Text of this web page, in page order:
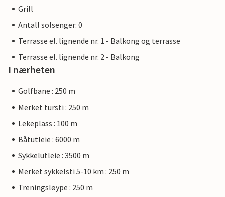
Grill
Antall solsenger: 0
Terrasse el. lignende nr. 1 - Balkong og terrasse
Terrasse el. lignende nr. 2 - Balkong
I nærheten
Golfbane : 250 m
Merket tursti : 250 m
Lekeplass : 100 m
Båtutleie : 6000 m
Sykkelutleie : 3500 m
Merket sykkelsti 5-10 km : 250 m
Treningsløype : 250 m